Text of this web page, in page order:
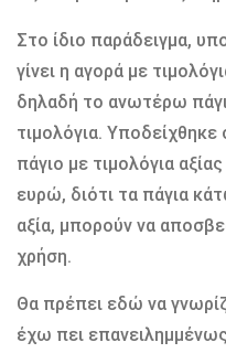
Στο ίδιο παράδειγµα,
γίνει η αγορά µε
δηλαδή το ανωτέρω
τιµολόγια.
πάγιο µε τιµολόγια
ευρώ, διότι τα πάγια
αξία, µπορούν να
χρήση.
Θα πρέπει εδώ να
έχω πει